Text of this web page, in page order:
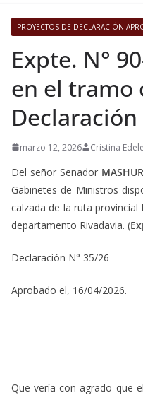
PROYECTOS DE DECLARACIÓN
Expte. N°
en el tramo
Declaración
marzo 12, 2026 Cristina
Del señor Senador
Gabinetes de Ministros
calzada de la ruta provincial
departamento Rivadavia. (
Declaración N° 35/26
Aprobado el, 16/04/2026.
Que vería con agrado que